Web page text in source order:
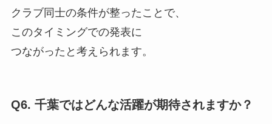
クラブ同士の条件が整ったことで、
このタイミングでの発表に
つながったと考えられます。
Q6. 千葉ではどんな活躍が期待されますか？